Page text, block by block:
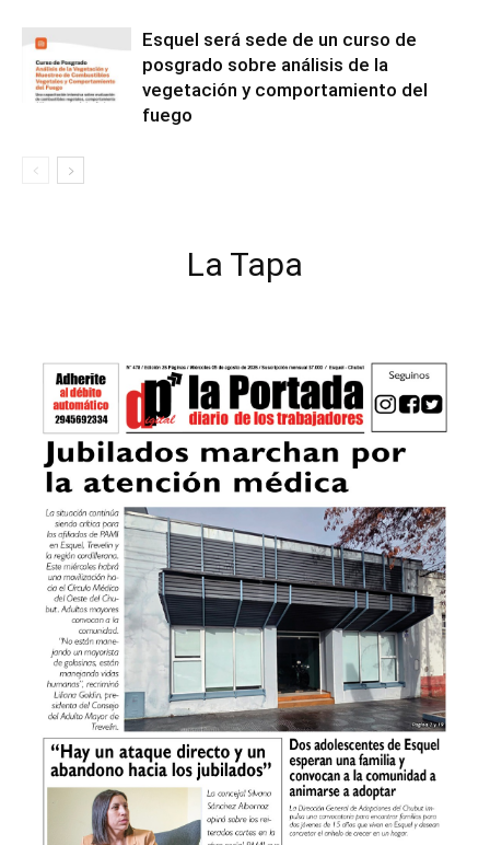
Esquel será sede de un curso de
posgrado sobre análisis de la
vegetación y comportamiento del
fuego
La Tapa